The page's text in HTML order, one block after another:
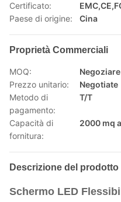
Certificato:
Paese di origine:
Cina
Proprietà Commerciali
MOQ:
Negoziare
Prezzo unitario:
Negotiate
Metodo di
pagamento:
T/T
Capacità di
fornitura:
2000 mq
Descrizione del prodotto
Schermo LED